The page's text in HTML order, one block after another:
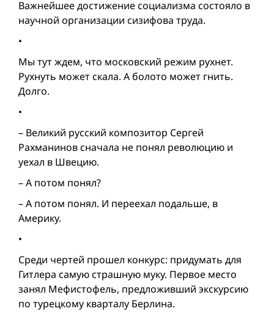
Важнейшее достижение социализма состояло в
научной организации сизифова труда.
•
Мы тут ждем, что московский режим рухнет.
Рухнуть может скала. А болото может гнить.
Долго.
•
– Великий русский композитор Сергей
Рахманинов сначала не понял революцию и
уехал в Швецию.
– А потом понял?
– А потом понял. И переехал подальше, в
Америку.
•
Среди чертей прошел конкурс: придумать для
Гитлера самую страшную муку. Первое место
занял Мефистофель, предложивший экскурсию
по турецкому кварталу Берлина.